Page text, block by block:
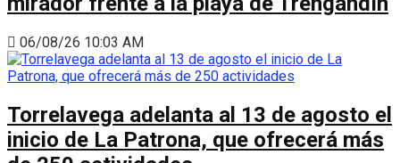
06/08/26 10:03 AM
Torrelavega adelanta al 13 de agosto el
inicio de La Patrona, que ofrecerá más